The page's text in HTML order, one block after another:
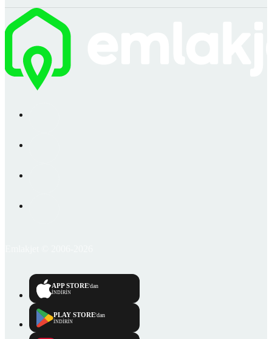
APP STORE'dan
İNDİRİN
PLAY STORE'dan
İNDİRİN